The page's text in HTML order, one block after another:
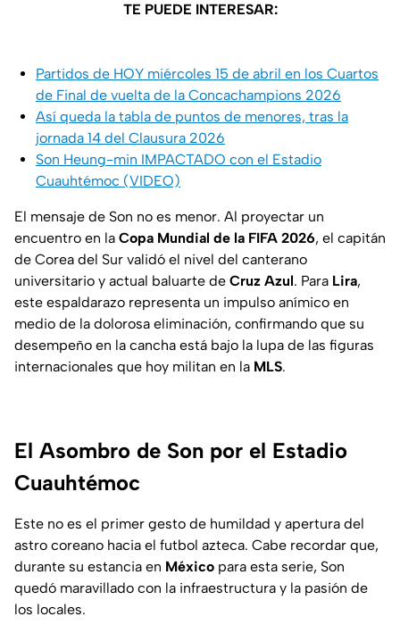
TE PUEDE INTERESAR:
Partidos de HOY miércoles 15 de abril en los Cuartos
de Final de vuelta de la Concachampions 2026
Así queda la tabla de puntos de menores, tras la
jornada 14 del Clausura 2026
Son Heung-min IMPACTADO con el Estadio
Cuauhtémoc (VIDEO)
El mensaje de Son no es menor. Al proyectar un
encuentro en la Copa Mundial de la FIFA 2026, el capitán
de Corea del Sur validó el nivel del canterano
universitario y actual baluarte de Cruz Azul. Para Lira,
este espaldarazo representa un impulso anímico en
medio de la dolorosa eliminación, confirmando que su
desempeño en la cancha está bajo la lupa de las figuras
internacionales que hoy militan en la MLS.
El Asombro de Son por el Estadio
Cuauhtémoc
Este no es el primer gesto de humildad y apertura del
astro coreano hacia el futbol azteca. Cabe recordar que,
durante su estancia en México para esta serie, Son
quedó maravillado con la infraestructura y la pasión de
los locales.